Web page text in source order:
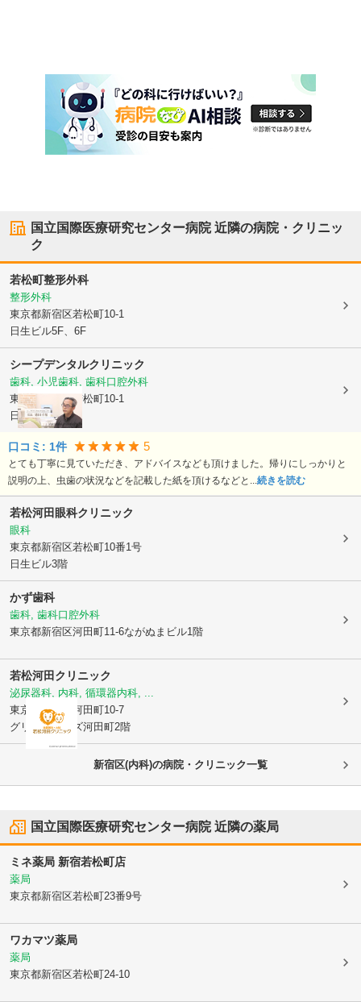
国立国際医療研究センター病院近隣の病院・クリニッ
ク
若松町整形外科
整形外科
東京都新宿区若松町10-1
日生ビル5F、6F
シープデンタルクリニック
歯科, 小児歯科, 歯科口腔外科
東京都新宿区若松町10-1
日生ビル4階
口コミ: 1件 5
とても丁寧に見ていただき、アドバイスなども頂けました。帰りにしっかりと
説明の上、虫歯の状況などを記載した紙を頂けるなどと... 続きを読む
若松河田眼科クリニック
眼科
東京都新宿区若松町10番1号
日生ビル3階
かず歯科
歯科, 歯科口腔外科
東京都新宿区河田町11-6ながぬまビル1階
若松河田クリニック
泌尿器科, 内科, 循環器内科, ...
東京都新宿区
河田町10-7
グリーンヒルズ河田町2階
新宿区(内科)の病院・クリニック一覧
国立国際医療研究センター病院近隣の薬局
ミネ薬局 新宿若松町店
薬局
東京都新宿区若松町23番9号
ワカマツ薬局
薬局
東京都新宿区若松町24-10